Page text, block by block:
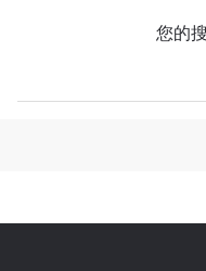
您的
提交此表格签署弹
的隐私政策，我们